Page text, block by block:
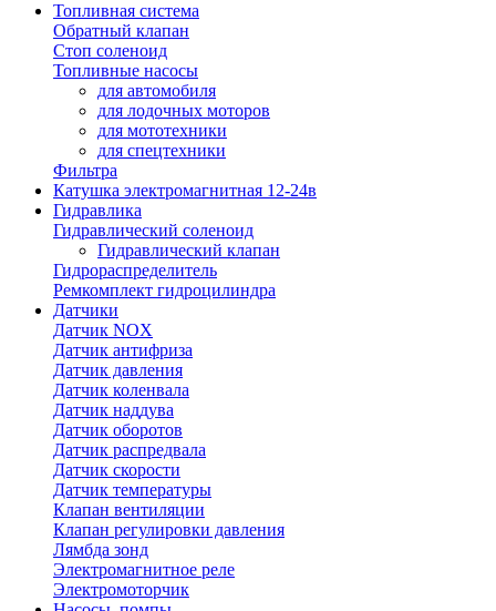
Топливная система
Обратный клапан
Стоп соленоид
Топливные насосы
для автомобиля
для лодочных моторов
для мототехники
для спецтехники
Фильтра
Катушка электромагнитная 12-24в
Гидравлика
Гидравлический соленоид
Гидравлический клапан
Гидрораспределитель
Ремкомплект гидроцилиндра
Датчики
Датчик NOX
Датчик антифриза
Датчик давления
Датчик коленвала
Датчик наддува
Датчик оборотов
Датчик распредвала
Датчик скорости
Датчик температуры
Клапан вентиляции
Клапан регулировки давления
Лямбда зонд
Электромагнитное реле
Электромоторчик